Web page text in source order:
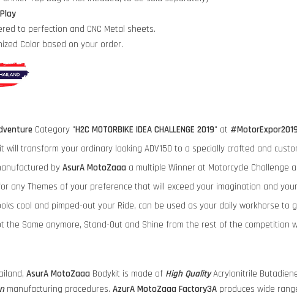
to perfection and CNC Metal sheets.
Color based on your order.
Category "H2C MOTORBIKE IDEA CHALLENGE 2019" at
will transform your ordinary looking ADV150 to a specially crafted and
by AsurA MotoZaaa a multiple Winner at Motorcycle Challenge
any Themes of your preference that will exceed your imagination and
cool and pimped-out your Ride, can be used as your daily workhorse to
the Same anymore, Stand-Out and Shine from the rest of the competition
AsurA MotoZaaa Bodykit is made of High QualityAcrylonitrile
manufacturing procedures. AzurA MotoZaaa Factory3A produces wide